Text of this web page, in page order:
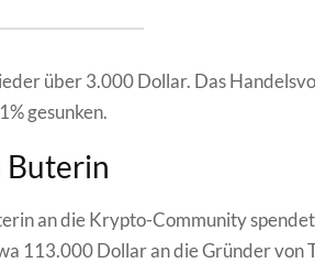
über 3.000 Dollar. Das
gesunken.
Buterin
an die Krypto-Community
113.000 Dollar an die Gründer von